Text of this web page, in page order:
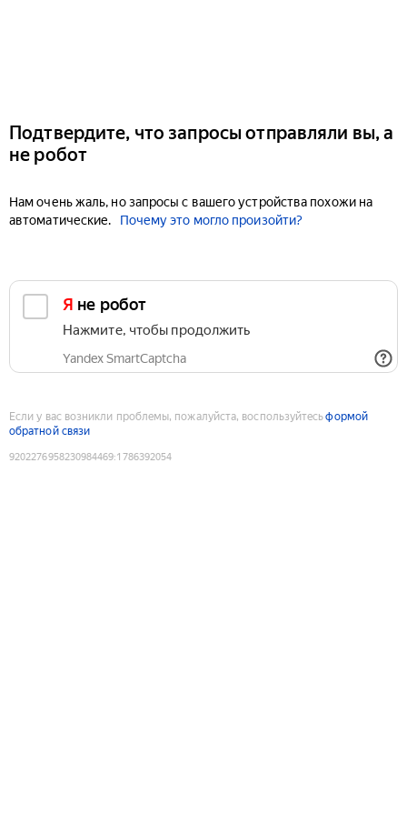
Подтвердите, что запросы отправляли вы, а
не робот
Нам очень жаль, но запросы с вашего устройства похожи на
автоматические.
Почему это могло произойти?
Я не робот
Нажмите, чтобы продолжить
Yandex SmartCaptcha
Если у вас возникли проблемы, пожалуйста, воспользуйтесьформой
обратной связи
9202276958230984469:1786392054